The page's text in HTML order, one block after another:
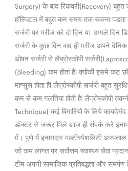
Surgery) के बाद रिकवरी(Recovery) बहुत
हॉस्पिटल में बहुत कम समय तक रुकना पडता
सर्जरी पर मरीज को दो दिन या अगले दिन
सर्जरी के कुछ दिन बाद ही मरीज अपने
ओपन सर्जरी से लैप्रोस्कोपी
(Bleeding) कम होता हैl क्योंकी इसमे कट
मह्सुस होता हैl लैप्रोस्कोपी सर्जरी बहुत
कम से कम गलतिया होती हैl लैप्रोस्कोपी
Technique) कई बिमारियो के लिये
डॉक्टर से जरूर मिले आज ही संपर्क करे
में। पुणे में इनामदार मल्टीस्पेशलिटी
जो कम लागत पर सर्वोत्तम स्वास्थ्य सेवा
टीम अपनी सामाजिक प्रतिबद्धता और